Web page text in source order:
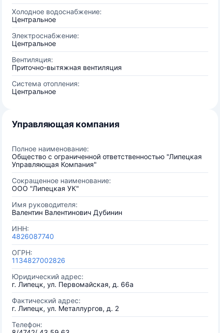
Холодное водоснабжение:
Центральное
Электроснабжение:
Центральное
Вентиляция:
Приточно-вытяжная вентиляция
Система отопления:
Центральное
Управляющая компания
Полное наименование:
Общество с ограниченной ответственностью "Липецкая
Управляющая Компания"
Сокращенное наименование:
ООО "Липецкая УК"
Имя руководителя:
Валентин Валентинович Дубинин
ИНН:
4826087740
ОГРН:
1134827002826
Юридический адрес:
г. Липецк, ул. Первомайская, д. 66а
Фактический адрес:
г. Липецк, ул. Металлургов, д. 2
Телефон: